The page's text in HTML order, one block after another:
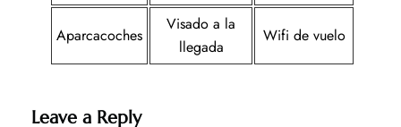
Aparcacoches
Visado a la
llegada
Wifi de vuelo
Leave a Reply